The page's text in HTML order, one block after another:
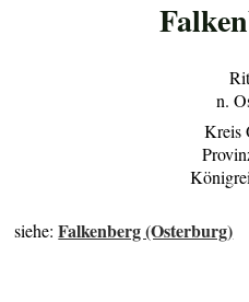
n.
Kreis
siehe:Falkenberg (Osterburg)